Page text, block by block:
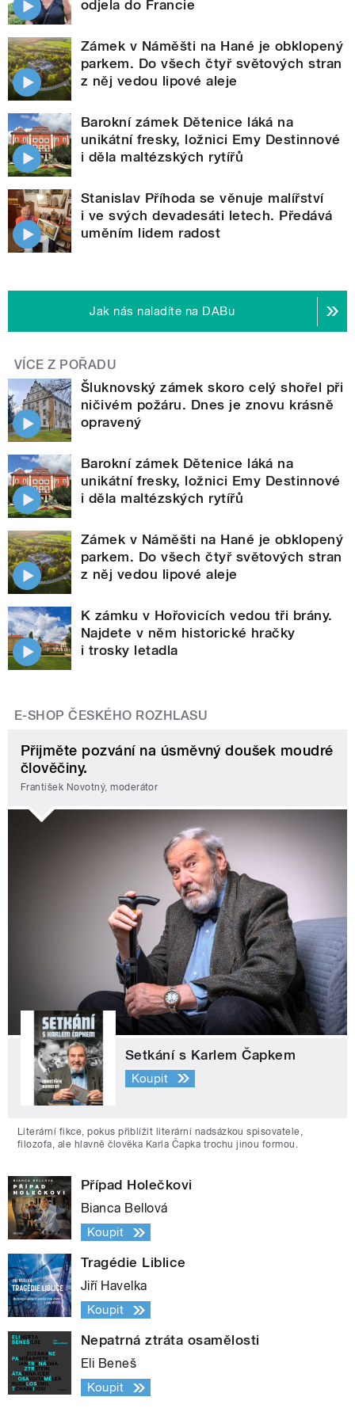
odjela do Francie
Zámek v Náměšti na Hané je obklopený
parkem. Do všech čtyř světových stran
z něj vedou lipové aleje
Barokní zámek Dětenice láká na
unikátní fresky, ložnici Emy Destinnové
i děla maltézských rytířů
Stanislav Příhoda se věnuje malířství
i ve svých devadesáti letech. Předává
uměním lidem radost
Jak nás naladíte na DABu
VÍCE Z POŘADU
Šluknovský zámek skoro celý shořel při
ničivém požáru. Dnes je znovu krásně
opravený
Barokní zámek Dětenice láká na
unikátní fresky, ložnici Emy Destinnové
i děla maltézských rytířů
Zámek v Náměšti na Hané je obklopený
parkem. Do všech čtyř světových stran
z něj vedou lipové aleje
K zámku v Hořovicích vedou tři brány.
Najdete v něm historické hračky
i trosky letadla
E-SHOP ČESKÉHO ROZHLASU
Přijměte pozvání na úsměvný doušek moudré
člověčiny.
František Novotný, moderátor
Setkání s Karlem Čapkem
Koupit
Literární fikce, pokus přiblížit literární nadsázkou spisovatele,
filozofa, ale hlavně člověka Karla Čapka trochu jinou formou.
Případ Holečkovi
Bianca Bellová
Koupit
Tragédie Liblice
Jiří Havelka
Koupit
Nepatrná ztráta osamělosti
Eli Beneš
Koupit